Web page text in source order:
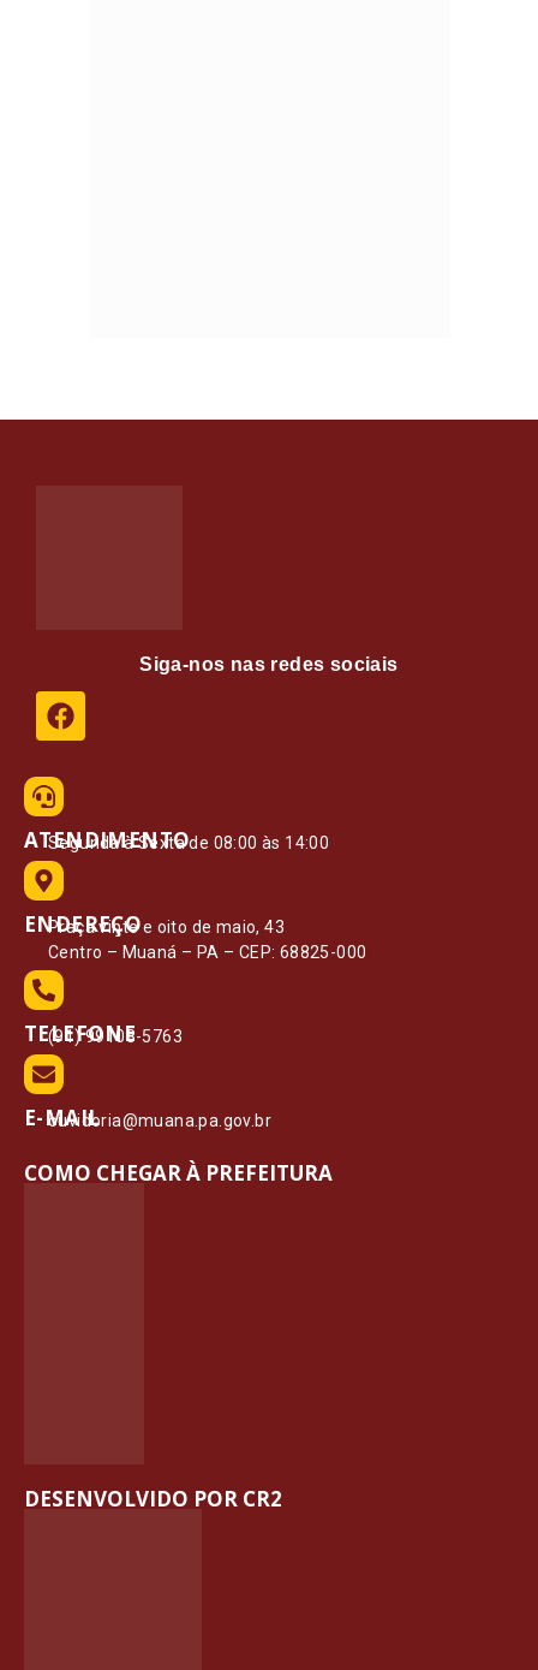
Siga-nos nas redes sociais
ATENDIMENTO
Segunda à Sexta de 08:00 às 14:00
ENDEREÇO
Praça vinte e oito de maio, 43
Centro – Muaná – PA – CEP: 68825-000
TELEFONE
(91) 99108-5763
E-MAIL
ouvidoria@muana.pa.gov.br
COMO CHEGAR À PREFEITURA
DESENVOLVIDO POR CR2